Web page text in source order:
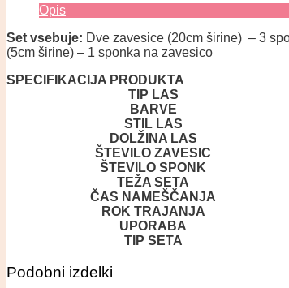
Opis
Set vsebuje: Dve zavesice (20cm širine) – 3
(5cm širine) – 1 sponka na zavesico
SPECIFIKACIJA PRODUKTA
TIP LAS
BARVE
STIL LAS
DOLŽINA LAS
ŠTEVILO ZAVESIC
ŠTEVILO SPONK
TEŽA SETA
ČAS NAMEŠČANJA
ROK TRAJANJA
UPORABA
TIP SETA
Podobni izdelki